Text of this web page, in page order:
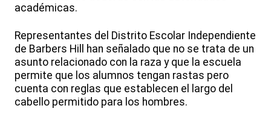
académicas.
Representantes del Distrito Escolar Independiente
de Barbers Hill han señalado que no se trata de un
asunto relacionado con la raza y que la escuela
permite que los alumnos tengan rastas pero
cuenta con reglas que establecen el largo del
cabello permitido para los hombres.